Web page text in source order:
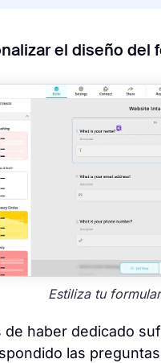
el diseño del
Estiliza tu
de haber dedicado
las